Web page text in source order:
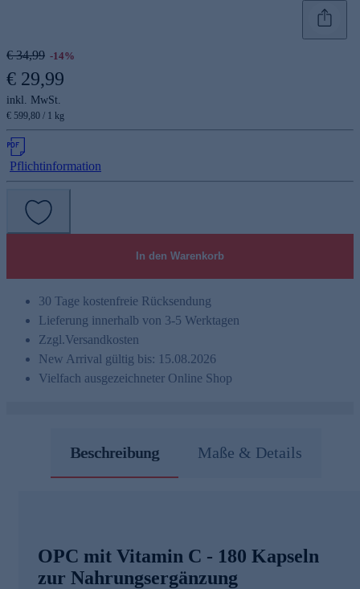
€ 34,99 -14%
€ 29,99
inkl. MwSt.
€ 599,80 / 1 kg
Pflichtinformation
In den Warenkorb
30 Tage kostenfreie Rücksendung
Lieferung innerhalb von 3-5 Werktagen
Zzgl.Versandkosten
New Arrival gültig bis: 15.08.2026
Vielfach ausgezeichneter Online Shop
Beschreibung Maße & Details
OPC mit Vitamin C - 180 Kapseln
zur Nahrungsergänzung